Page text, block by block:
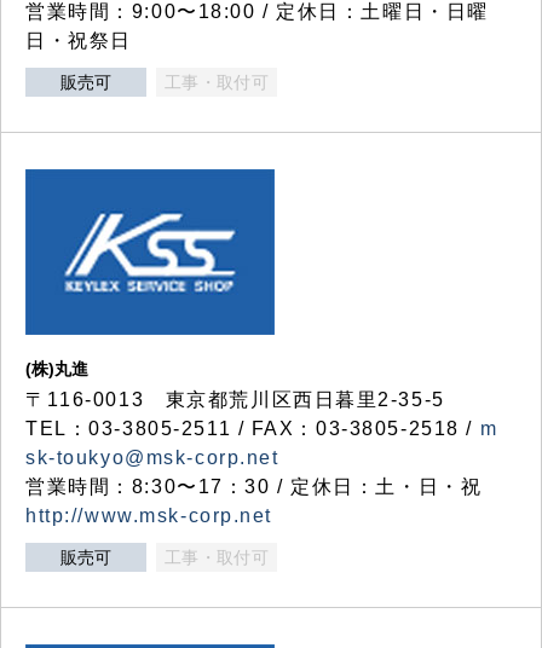
営業時間：9:00〜18:00 / 定休日：土曜日・日曜
日・祝祭日
販売可 工事・取付可
(株)丸進
〒116-0013 東京都荒川区西日暮里2-35-5
TEL：03-3805-2511 / FAX：03-3805-2518 / m
sk-toukyo@msk-corp.net
営業時間：8:30〜17：30 / 定休日：土・日・祝
http://www.msk-corp.net
販売可 工事・取付可